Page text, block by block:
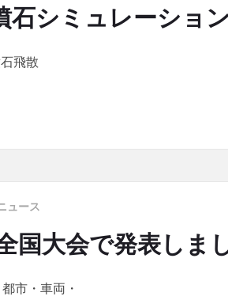
石シミュレーショ
飛散
シミュレーションが「画像ラボ」に掲載さ
ュース
国大会で発表しま
市・車両・